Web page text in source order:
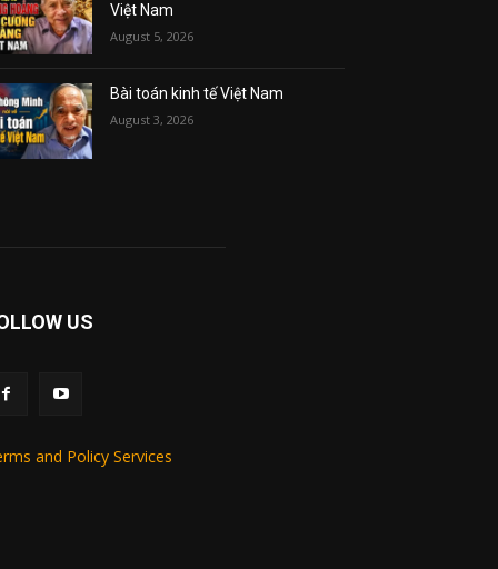
Việt Nam
August 5, 2026
Bài toán kinh tế Việt Nam
August 3, 2026
US
and Policy Services